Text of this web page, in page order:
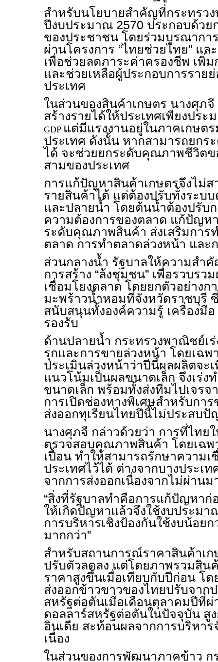
สำหรับนโยบายสำคัญที่กระทรว
ปีงบประมาณ 2570 ประกอบด้ว
ของประชาชน โดยร่วมบูรณากา
ผ่านโครงการ “ไทยช่วยไทย” แล
เพื่อช่วยลดภาระค่าครองชีพ เพิ่
และช่วยเหลือผู้ประกอบการราย
ประเทศ
ในส่วนของสินค้าเกษตร นางศุภ
สร้างรายได้ให้ประเทศเพียงปร
GDP แต่มีแรงงานอยู่ในภาคเกษต
ประเทศ ดังนั้น หากสามารถยกร
ได้ จะช่วยยกระดับคุณภาพชีวิตข
สามของประเทศ
การแก้ปัญหาสินค้าเกษตรจึงไม่
รายสินค้าได้ แต่ต้องปรับทั้งระบ
และปลายน้ำ โดยต้นน้ำต้องปรับ
ความต้องการของตลาด แก้ปัญห
ระดับคุณภาพสินค้า ส่งเสริมการ
ตลาด การทำตลาดล่วงหน้า แล
ส่วนกลางน้ำ รัฐบาลให้ความสำ
การสร้าง “ล้งชุมชน” เพื่อรวบร
เชื่อมโยงตลาด โดยยกตัวอย่างก
มะพร้าวน้ำหอมที่จังหวัดราชบุรี
สนับสนุนทั้งองค์ความรู้ เครื่องมื
รองรับ
ด้านปลายน้ำ กระทรวงพาณิชย์เร่
รุกและการขายล่วงหน้า โดยเฉพ
ประเมินล่วงหน้าว่าปีนี้ผลผลิตจะ
แนวโน้มเป็นผลขนาดเล็ก จึงเร่ง
ขนาดเล็ก พร้อมทั้งส่งทีมไปเจร
การเปิดช่องทางพิเศษสำหรับกา
ส่งออกทุเรียนไทยปีนี้ไม่ประสบ
นางศุภจี กล่าวด้วยว่า การที่ไท
ตรวจสอบคุณภาพสินค้า โดยเฉพ
เปื้อน ทำให้สามารถรักษาความ
ประเทศไว้ได้ ต่างจากบางประ
จากการส่งออกเนื่องจากไม่ผ่าน
“สิ่งที่รัฐบาลทำคือการแก้ปัญหาก่
ให้เกิดปัญหาแล้วจึงใช้งบประมา
การบริหารเชิงป้องกันใช้งบน้อย
มากกว่า”
สำหรับสถานการณ์ราคาสินค้าเ
ปรับตัวลดลง แต่โดยภาพรวมสิน
ราคาสูงขึ้นเมื่อเทียบกับปีก่อน โด
ส่งออกข้าวขาวของไทยปรับจาก
สหรัฐต่อตันเมื่อเดือนตุลาคมปีที่ผ่
ดอลลาร์สหรัฐต่อตันในปัจจุบัน สู
อินเดีย สะท้อนผลจากการบริหา
เนื่อง
ในส่วนของการพัฒนาภาคข้าว ก